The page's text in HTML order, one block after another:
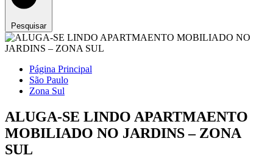
Pesquisar
Página Principal
São Paulo
Zona Sul
ALUGA-SE LINDO APARTMAENTO
MOBILIADO NO JARDINS – ZONA
SUL